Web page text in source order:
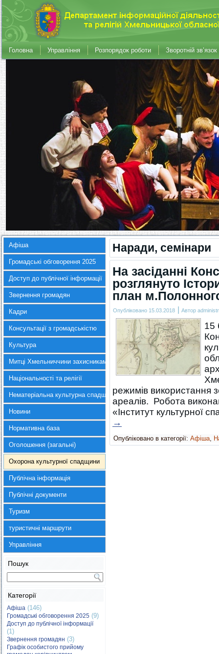
Головна Управління Розпорядок роботи Зворотній зв’язок
Афіша
Громадські обговорення 2025
Доступ до публічної інформації
Звернення громадян
Кадри
Консультації з громадськістю
Культура
Митці Хмельниччини захисникам України
Національності та релігії
Нематеріальна культурна спадщина
Новини
Нормативна база
Оголошення (загальні)
Охорона культурної спадщини
Публічна інформація
Публічні документи
Туризм
туристичні маршрути
Управління
Пошук
Категорії
Афіша (146)
Громадські обговорення 2025 (9)
Доступ до публічної інформації
(1)
Звернення громадян (3)
Графік особистого прийому
Наради, семінари
На засіданні
розглянуто
план
Опубліковано 15.03.2018 | Автор
15
режимів використання
ареалів. Робота
«Інститут
→
Опубліковано в категорії: Афіша,